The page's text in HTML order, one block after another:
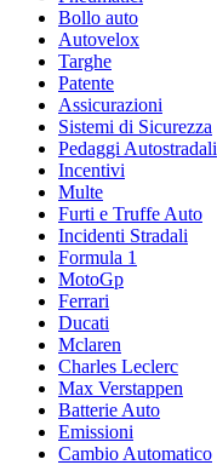
Bollo auto
Autovelox
Targhe
Patente
Assicurazioni
Sistemi di Sicurezza
Pedaggi Autostradali
Incentivi
Multe
Furti e Truffe Auto
Incidenti Stradali
Formula 1
MotoGp
Ferrari
Ducati
Mclaren
Charles Leclerc
Max Verstappen
Batterie Auto
Emissioni
Cambio Automatico